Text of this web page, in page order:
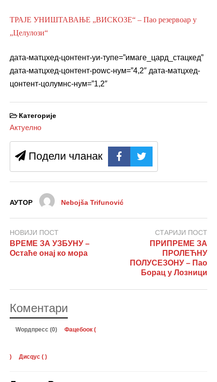
ТРАЈЕ УНИШТАВАЊЕ „ВИСКОЗЕ“ – Пао резервоар у
„Целулози“
дата-матцхед-цонтент-уи-тyпе=”имаге_цард_стацкед”
дата-матцхед-цонтент-роwс-нум=”4,2″ дата-матцхед-
цонтент-цолумнс-нум=”1,2″
Категорије
Актуелно
Подели чланак
АУТОР Nebojša Trifunović
НОВИЈИ ПОСТ
ВРЕМЕ ЗА УЗБУНУ –
Остаће онај ко мора
СТАРИЈИ ПОСТ
ПРИПРЕМЕ ЗА
ПРОЛЕЋНУ
ПОЛУСЕЗОНУ – Пао
Борац у Лозници
Коментари
Wордпресс (0) Фацебоок (
) Дисqус ( )